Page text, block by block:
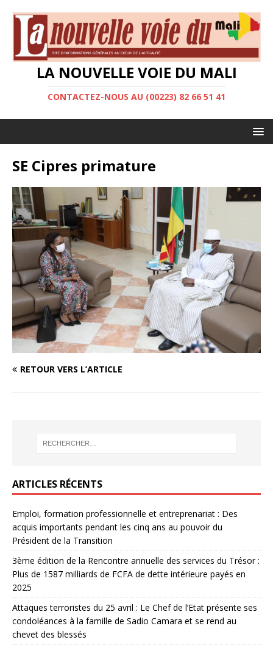
LA NOUVELLE VOIE DU MALI
CONTACTEZ-NOUS AU (00223) 82 66 51 41
SE Cipres primature
RETOUR VERS L’ARTICLE
ARTICLES RÉCENTS
Emploi, formation professionnelle et entreprenariat : Des
acquis importants pendant les cinq ans au pouvoir du
Président de la Transition
3ème édition de la Rencontre annuelle des services du Trésor :
Plus de 1587 milliards de FCFA de dette intérieure payés en
2025
Attaques terroristes du 25 avril : Le Chef de l’Etat présente ses
condoléances à la famille de Sadio Camara et se rend au
chevet des blessés